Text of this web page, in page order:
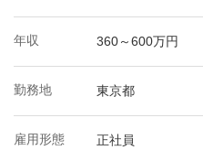
年収 360～600万円
勤務地 東京都
雇用形態 正社員